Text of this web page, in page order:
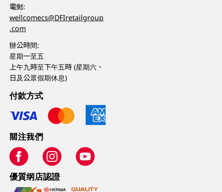
電郵:
wellcomecs@DFIretailgroup
.com
辦公時間:
星期一至五
上午九時至下午五時 (星期六、
日及公眾假期休息)
付款方式
關注我們
優質纲店認證